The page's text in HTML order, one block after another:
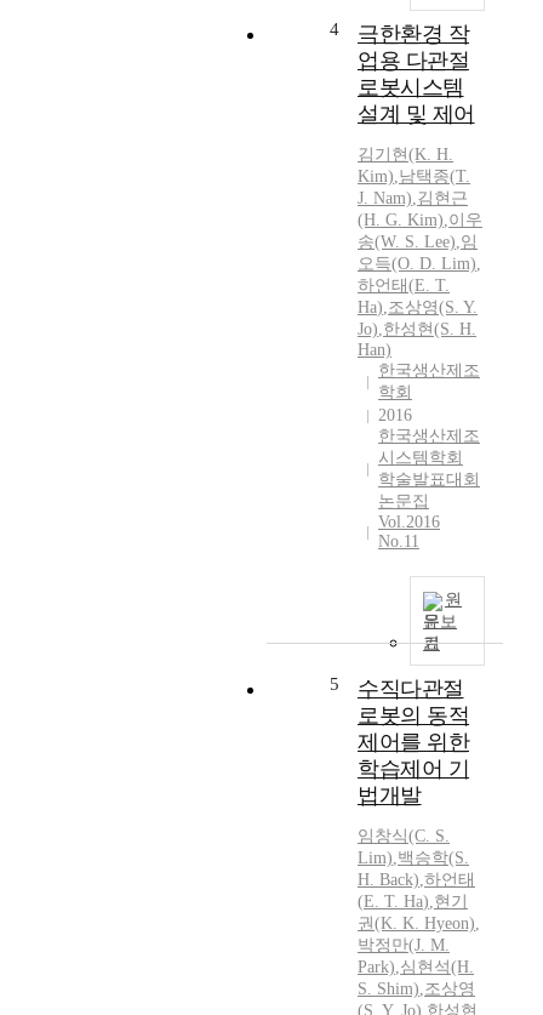
4
극한환경 작
업용 다관절
로봇시스템
설계 및 제어
김기현(K. H.
Kim),남택종(T.
J. Nam),김현근
(H. G. Kim),이우
송(W. S. Lee),임
오득(O. D. Lim),
하언태 (E. T.
Ha),조상영(S. Y.
Jo),한성현(S. H.
Han)
한국생산제조
학회
2016
한국생산제조
시스템학회
학술발표대회
논문집
Vol.2016
No.11
원
문보
기
5
수직다관절
로봇의 동적
제어를 위한
학습제어 기
법개발
임창식(C. S.
Lim),백승학(S.
H. Back),하언태
(E. T. Ha),현기
권(K. K. Hyeon),
박정만(J. M.
Park),심현석(H.
S. Shim),조상영
(S. Y. Jo) 한성현